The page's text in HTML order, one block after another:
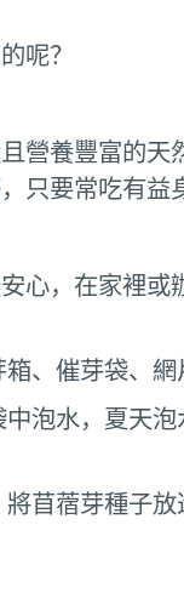
呢？
營養豐富的天
只要常吃有益
心，在家裡或
、催芽袋、
泡水，夏天
苜蓿芽種子